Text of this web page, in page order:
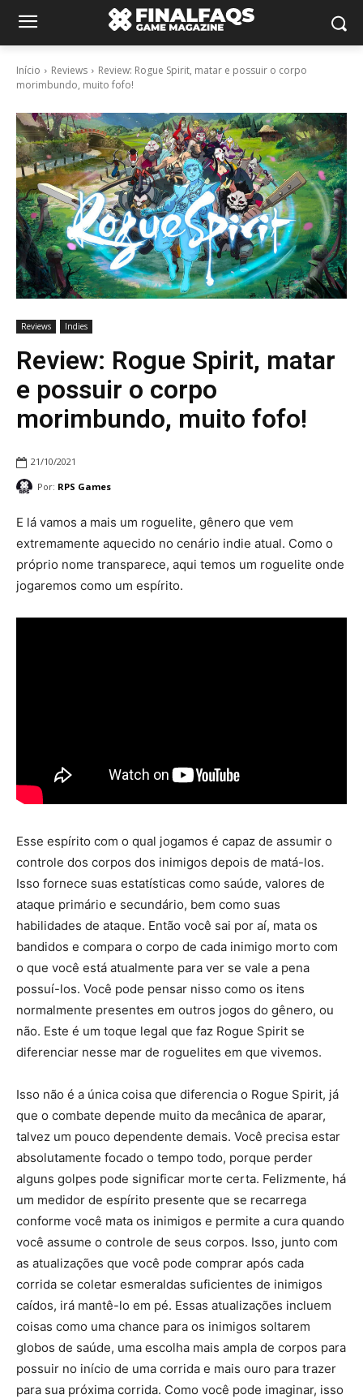
Início Reviews
Review: Rogue Spirit, matar e possuir o corpo
morimbundo, muito fofo!
Reviews Indies
Review: Rogue Spirit, matar
e possuir o corpo
morimbundo, muito fofo!
21/10/2021
Por: RPS Games
E lá vamos a mais um roguelite, gênero que vem
extremamente aquecido no cenário indie atual. Como o
próprio nome transparece, aqui temos um roguelite onde
jogaremos como um espírito.
Esse espírito com o qual jogamos é capaz de assumir o
controle dos corpos dos inimigos depois de matá-los.
Isso fornece suas estatísticas como saúde, valores de
ataque primário e secundário, bem como suas
habilidades de ataque. Então você sai por aí, mata os
bandidos e compara o corpo de cada inimigo morto com
o que você está atualmente para ver se vale a pena
possuí-los. Você pode pensar nisso como os itens
normalmente presentes em outros jogos do gênero, ou
não. Este é um toque legal que faz Rogue Spirit se
diferenciar nesse mar de roguelites em que vivemos.
Isso não é a única coisa que diferencia o Rogue Spirit, já
que o combate depende muito da mecânica de aparar,
talvez um pouco dependente demais. Você precisa estar
absolutamente focado o tempo todo, porque perder
alguns golpes pode significar morte certa. Felizmente, há
um medidor de espírito presente que se recarrega
conforme você mata os inimigos e permite a cura quando
você assume o controle de seus corpos. Isso, junto com
as atualizações que você pode comprar após cada
corrida se coletar esmeraldas suficientes de inimigos
caídos, irá mantê-lo em pé. Essas atualizações incluem
coisas como uma chance para os inimigos soltarem
globos de saúde, uma escolha mais ampla de corpos para
possuir no início de uma corrida e mais ouro para trazer
para sua próxima corrida. Como você pode imaginar, isso